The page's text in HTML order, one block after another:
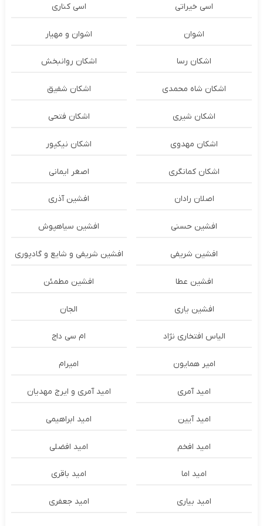
اسی خیراتی اسی کناری
اشوان اشوان و مهیار
اشکان رسا اشکان روانبخش
اشکان شاه محمدی اشکان شفیق
اشکان شیری اشکان فتحی
اشکان مهدوی اشکان نیکپور
اشکان‌ کمانگری اصغر ایمانی
اصلان رادان افشین آذری
افشین حسنی افشین سیاهپوش
افشین شریفی افشین شریفی و شایع و گادپوری
افشین عطا افشین مطمئن
افشین یاری الجان
الیاس افتخاری نژاد ام سی داج
امير همايون اميرام
امید آمری امید آمری و ایرج مهدیان
امید آیین امید ابراهیمی
امید افخم امید افضلی
امید اما امید باقری
امید بیاری امید جعفری